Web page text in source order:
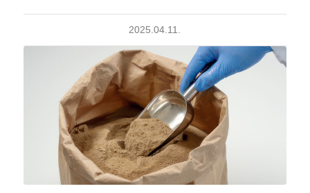
2025.04.11.